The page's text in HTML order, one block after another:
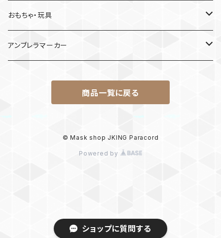
ショップに質問する
MDF材
おもちゃ・玩具
けん玉
アンブレラマーカー
商品一覧に戻る
© Mask shop JKING Paracord
Powered by